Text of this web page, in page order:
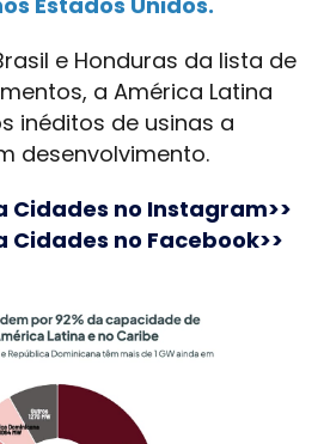
e Honduras da lista de
a América Latina
inéditos de usinas a
desenvolvimento.
Cidades no Instagram>>
Cidades no Facebook>>